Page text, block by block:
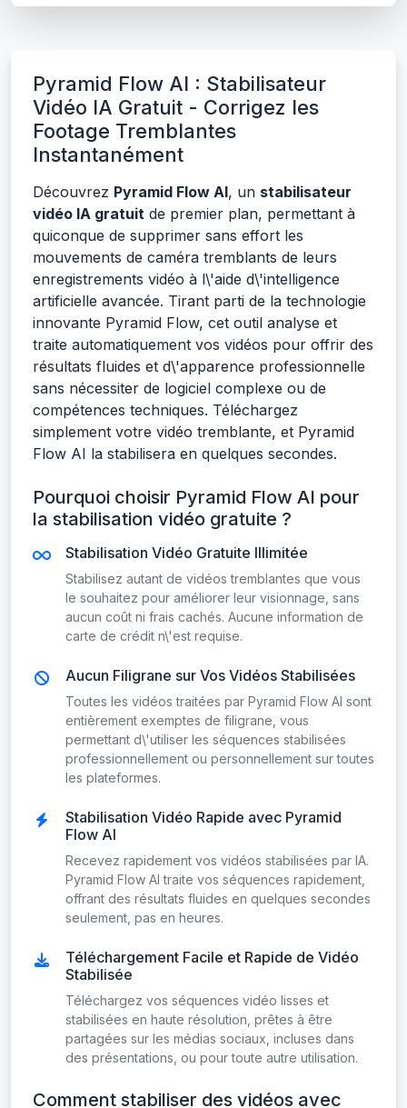
Pyramid Flow AI : Stabilisateur
Vidéo IA Gratuit - Corrigez les
Footage Tremblantes
Instantanément
Découvrez Pyramid Flow AI, un stabilisateur
vidéo IA gratuit de premier plan, permettant à
quiconque de supprimer sans effort les
mouvements de caméra tremblants de leurs
enregistrements vidéo à l\'aide d\'intelligence
artificielle avancée. Tirant parti de la technologie
innovante Pyramid Flow, cet outil analyse et
traite automatiquement vos vidéos pour offrir des
résultats fluides et d\'apparence professionnelle
sans nécessiter de logiciel complexe ou de
compétences techniques. Téléchargez
simplement votre vidéo tremblante, et Pyramid
Flow AI la stabilisera en quelques secondes.
Pourquoi choisir Pyramid Flow AI pour
la stabilisation vidéo gratuite ?
Stabilisation Vidéo Gratuite Illimitée
Stabilisez autant de vidéos tremblantes que vous
le souhaitez pour améliorer leur visionnage, sans
aucun coût ni frais cachés. Aucune information de
carte de crédit n\'est requise.
Aucun Filigrane sur Vos Vidéos Stabilisées
Toutes les vidéos traitées par Pyramid Flow AI sont
entièrement exemptes de filigrane, vous
permettant d\'utiliser les séquences stabilisées
professionnellement ou personnellement sur toutes
les plateformes.
Stabilisation Vidéo Rapide avec Pyramid
Flow AI
Recevez rapidement vos vidéos stabilisées par IA.
Pyramid Flow AI traite vos séquences rapidement,
offrant des résultats fluides en quelques secondes
seulement, pas en heures.
Téléchargement Facile et Rapide de Vidéo
Stabilisée
Téléchargez vos séquences vidéo lisses et
stabilisées en haute résolution, prêtes à être
partagées sur les médias sociaux, incluses dans
des présentations, ou pour toute autre utilisation.
Comment stabiliser des vidéos avec